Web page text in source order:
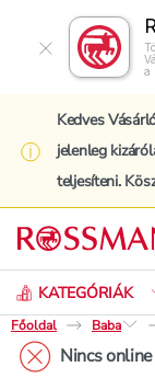
a
Kedves
jelenleg
teljesíteni.
KATEGÓRIÁK
Keresés
Főoldal
Baba
Nincs